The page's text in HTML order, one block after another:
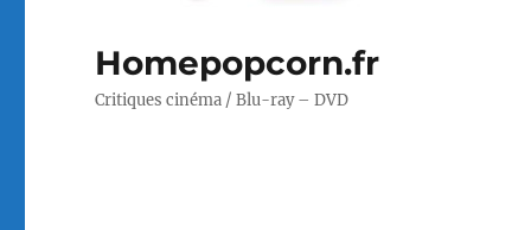
Homepopcorn.fr
Critiques cinéma / Blu-ray – DVD